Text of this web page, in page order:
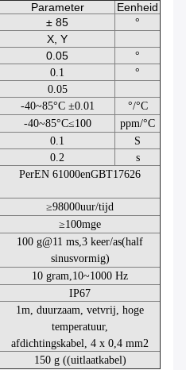
Parameter
Eenheid
± 85 °
X, Y
0.05
°
0.1
°
0.05
-40~85°C ±0.01
°/°C
-40~85°C≤100 ppm/°C
0.1
S
0.2
s
PerEN 61000enGBT17626
≥98000uur/tijd
≥100mge
100 g@11 ms,3 keer/as(half
sinusvormig)
10 gram,10~1000 Hz
IP67
1m, duurzaam, vetvrij, hoge
temperatuur,
afdichtingskabel, 4 x 0,4 mm2
150 g ((uitlaatkabel)